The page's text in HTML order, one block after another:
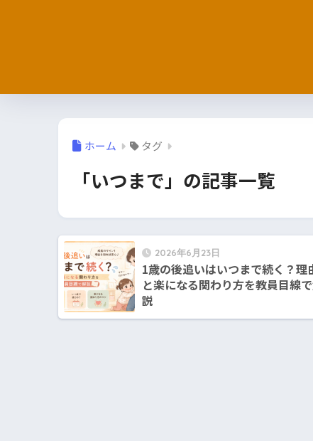
ホーム タグ
「いつまで」の記事一覧
2026年6月23日
1歳の後追いはいつまで続く？理
と楽になる関わり方を教員目線
説